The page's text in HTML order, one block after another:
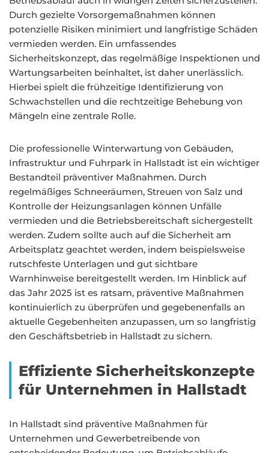
Durch gezielte Vorsorgemaßnahmen können
potenzielle Risiken minimiert und langfristige Schäden
vermieden werden. Ein umfassendes
Sicherheitskonzept, das regelmäßige Inspektionen und
Wartungsarbeiten beinhaltet, ist daher unerlässlich.
Hierbei spielt die frühzeitige Identifizierung von
Schwachstellen und die rechtzeitige Behebung von
Mängeln eine zentrale Rolle.
Die professionelle Winterwartung von Gebäuden,
Infrastruktur und Fuhrpark in Hallstadt ist ein wichtiger
Bestandteil präventiver Maßnahmen. Durch
regelmäßiges Schneeräumen, Streuen von Salz und
Kontrolle der Heizungsanlagen können Unfälle
vermieden und die Betriebsbereitschaft sichergestellt
werden. Zudem sollte auch auf die Sicherheit am
Arbeitsplatz geachtet werden, indem beispielsweise
rutschfeste Unterlagen und gut sichtbare
Warnhinweise bereitgestellt werden. Im Hinblick auf
das Jahr 2025 ist es ratsam, präventive Maßnahmen
kontinuierlich zu überprüfen und gegebenenfalls an
aktuelle Gegebenheiten anzupassen, um so langfristig
den Geschäftsbetrieb in Hallstadt zu sichern.
Effiziente Sicherheitskonzepte
für Unternehmen in Hallstadt
In Hallstadt sind präventive Maßnahmen für
Unternehmen und Gewerbetreibende von